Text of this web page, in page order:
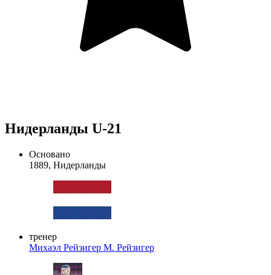
Нидерланды U-21
Основано
1889, Нидерланды
тренер
Михаэл Рейзигер М. Рейзигер